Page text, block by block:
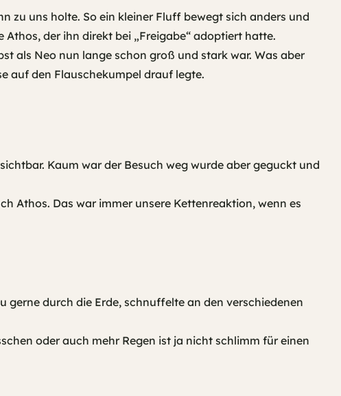
zu uns holte. So ein kleiner Fluff bewegt sich anders und
der ihn direkt bei „Freigabe“ adoptiert hatte.
als Neo nun lange schon groß und stark war. Was aber
auf den Flauschekumpel drauf legte.
Kaum war der Besuch weg wurde aber geguckt und
Athos. Das war immer unsere Kettenreaktion, wenn es
gerne durch die Erde, schnuffelte an den verschiedenen
oder auch mehr Regen ist ja nicht schlimm für einen